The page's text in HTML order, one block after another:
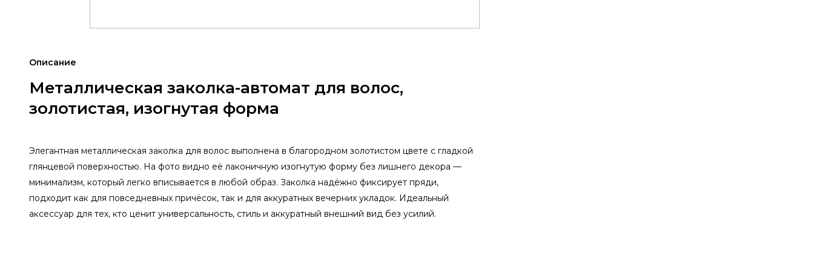
Описание
Металлическая заколка-автомат для волос,
золотистая, изогнутая форма
Элегантная металлическая заколка для волос выполнена в благородном золотистом цвете с гладкой
глянцевой поверхностью. На фото видно её лаконичную изогнутую форму без лишнего декора —
минимализм, который легко вписывается в любой образ. Заколка надёжно фиксирует пряди,
подходит как для повседневных причёсок, так и для аккуратных вечерних укладок. Идеальный
аксессуар для тех, кто ценит универсальность, стиль и аккуратный внешний вид без усилий.